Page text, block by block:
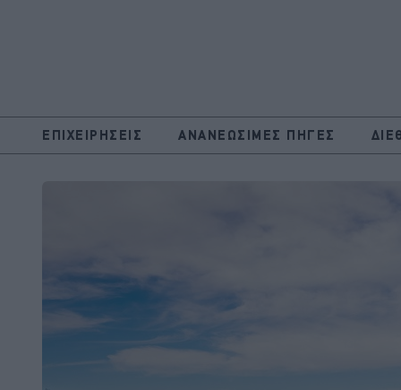
ΕΠΙΧΕΙΡΗΣΕΙΣ ΑΝΑΝΕΩΣΙΜΕΣ ΠΗΓΕΣ